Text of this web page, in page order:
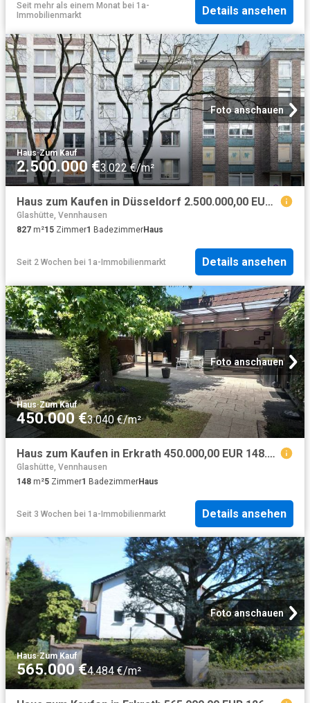
Seit mehr als einem Monat bei 1a-
Immobilienmarkt
Details ansehen
Foto anschauen
Haus·Zum Kauf
2.500.000 €3.022 €/m²
Haus zum Kaufen in Düsseldorf 2.500.000,00 EUR 827 m²
Glashütte, Vennhausen
827 m²15 Zimmer1 BadezimmerHaus
Seit 2 Wochen bei 1a-Immobilienmarkt Details ansehen
Foto anschauen
Haus·Zum Kauf
450.000 €3.040 €/m²
Haus zum Kaufen in Erkrath 450.000,00 EUR 148.1 m²
Glashütte, Vennhausen
148 m²5 Zimmer1 BadezimmerHaus
Seit 3 Wochen bei 1a-Immobilienmarkt Details ansehen
Foto anschauen
Haus·Zum Kauf
565.000 €4.484 €/m²